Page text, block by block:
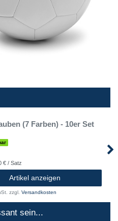
(7 Farben) - 10er Set
€ / Satz
Artikel anzeigen
zzgl. Versandkosten
sein...